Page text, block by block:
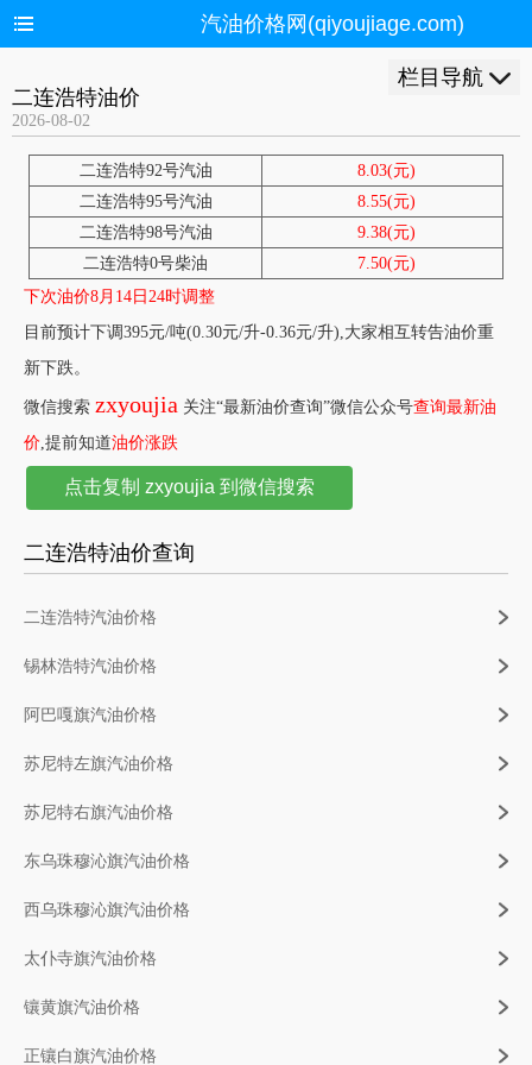
汽油价格网(qiyoujiage.com)
栏目导航
二连浩特油价
2026-08-02
二连浩特92号汽油
8.03(元)
二连浩特95号汽油
8.55(元)
二连浩特98号汽油
9.38(元)
二连浩特0号柴油
7.50(元)
下次油价8月14日24时调整
目前预计下调395元/吨(0.30元/升-0.36元/升),大家相互转告油价重
新下跌。
微信搜索 zxyoujia 关注“最新油价查询”微信公众号查询最新油
价,提前知道油价涨跌
点击复制 zxyoujia 到微信搜索
二连浩特油价查询
二连浩特汽油价格
锡林浩特汽油价格
阿巴嘎旗汽油价格
苏尼特左旗汽油价格
苏尼特右旗汽油价格
东乌珠穆沁旗汽油价格
西乌珠穆沁旗汽油价格
太仆寺旗汽油价格
镶黄旗汽油价格
正镶白旗汽油价格